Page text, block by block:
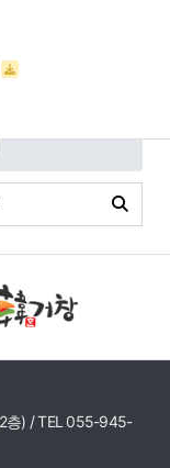
층) / TEL 055-945-